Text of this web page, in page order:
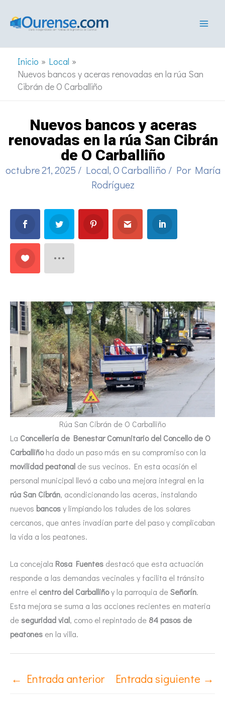
Inicio
Local
Nuevos bancos y aceras renovadas en la rúa San
Cibrán de O Carballiño
Nuevos bancos y aceras
renovadas en la rúa San Cibrán
de O Carballiño
octubre 21, 2025 / Local,O Carballiño / Por María
Rodríguez
Rúa San Cibrán de O Carballiño
La Concellería de Benestar Comunitario del Concello de O
Carballiñoha dado un paso más en su compromiso con la
movilidad peatonal de sus vecinos. En esta ocasión el
personal municipal llevó a cabo una mejora integral en la
rúa San Cibrán, acondicionando las aceras, instalando
nuevos bancosy limpiando los taludes de los solares
cercanos, que antes invadían parte del paso y complicaban
la vida a los peatones.
La concejala Rosa Fuentes destacó que esta actuación
responde a las demandas vecinales y facilita el tránsito
entre el centro del Carballiñoy la parroquia deSeñorín.
Esta mejora se suma a las acciones recientes en materia
deseguridad vial, como el repintado de 84 pasos de
peatones en la villa.
← Entrada anterior Entrada siguiente →